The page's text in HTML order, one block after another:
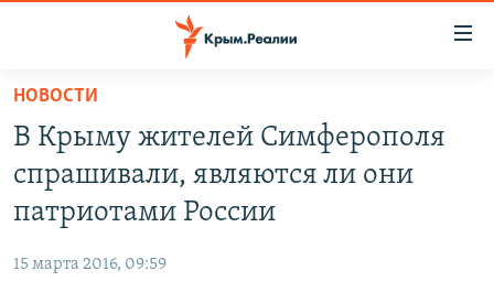
Вернуться
основному
содержанию
Вернутся
главной
навигации
СПЕЦПРОЕКТЫ
11 ЛЕТ ОККУПАЦИИ КРЫМА. 11 ИСТОРИЙ СОПРОТИВЛЕНИЯ
ВОДА
ЕЩЕ
НОВОСТИ
В Крыму жителей Симферополя
спрашивали, являются ли они
патриотами России
15 марта 2016, 09:59